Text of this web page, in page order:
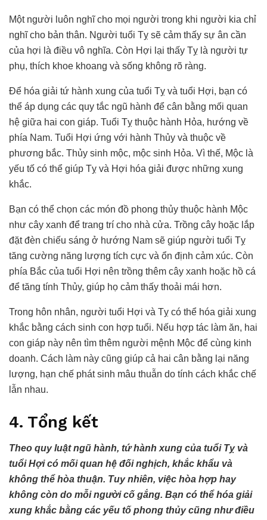
Một người luôn nghĩ cho mọi người trong khi người kia chỉ
nghĩ cho bản thân. Người tuổi Tỵ sẽ cảm thấy sự ân cần
của hợi là điều vô nghĩa. Còn Hợi lại thấy Tỵ là người tự
phụ, thích khoe khoang và sống không rõ ràng.
Để hóa giải tứ hành xung của tuổi Tỵ và tuổi Hợi, bạn có
thể áp dụng các quy tắc ngũ hành để cân bằng mối quan
hệ giữa hai con giáp. Tuổi Tỵ thuộc hành Hỏa, hướng về
phía Nam. Tuổi Hợi ứng với hành Thủy và thuộc về
phương bắc. Thủy sinh mộc, mộc sinh Hỏa. Vì thế, Mộc là
yếu tố có thể giúp Tỵ và Hợi hóa giải được những xung
khắc.
Bạn có thể chọn các món đồ phong thủy thuộc hành Mộc
như cây xanh để trang trí cho nhà cửa. Trồng cây hoặc lắp
đặt đèn chiếu sáng ở hướng Nam sẽ giúp người tuổi Tỵ
tăng cường năng lượng tích cực và ổn định cảm xúc. Còn
phía Bắc của tuổi Hợi nên trồng thêm cây xanh hoặc hồ cá
để tăng tính Thủy, giúp họ cảm thấy thoải mái hơn.
Trong hôn nhân, người tuổi Hợi và Tỵ có thể hóa giải xung
khắc bằng cách sinh con hợp tuổi. Nếu hợp tác làm ăn, hai
con giáp này nên tìm thêm người mệnh Mộc để cùng kinh
doanh. Cách làm này cũng giúp cả hai cân bằng lại năng
lượng, hạn chế phát sinh mâu thuẫn do tính cách khắc chế
lẫn nhau.
4. Tổng kết
Theo quy luật ngũ hành, tứ hành xung của tuổi Tỵ và
tuổi Hợi có mối quan hệ đối nghịch, khắc khẩu và
không thể hòa thuận. Tuy nhiên, việc hòa hợp hay
không còn do mỗi người cố gắng. Bạn có thể hóa giải
xung khắc bằng các yếu tố phong thủy cũng như điều